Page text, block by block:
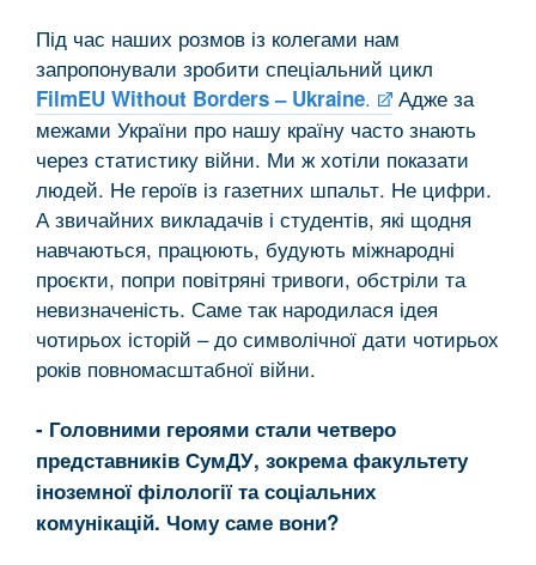
Під час наших розмов із колегами нам
запропонували зробити спеціальний цикл
FilmEU Without Borders – Ukraine.
Адже за
межами України про нашу країну часто знають
через статистику війни. Ми ж хотіли показати
людей. Не героїв із газетних шпальт. Не цифри.
А звичайних викладачів і студентів, які щодня
навчаються, працюють, будують міжнародні
проєкти, попри повітряні тривоги, обстріли та
невизначеність. Саме так народилася ідея
чотирьох історій – до символічної дати чотирьох
років повномасштабної війни.
- Головними героями стали четверо
представників СумДУ, зокрема факультету
іноземної філології та соціальних
комунікацій. Чому саме вони?